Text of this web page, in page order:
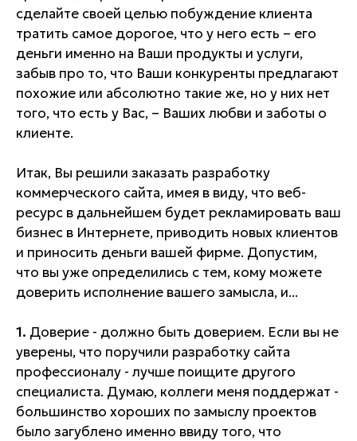
сделайте своей целью побуждение клиента
тратить самое дорогое, что у него есть – его
деньги именно на Ваши продукты и услуги,
забыв про то, что Ваши конкуренты предлагают
похожие или абсолютно такие же, но у них нет
того, что есть у Вас, – Ваших любви и заботы о
клиенте.
Итак, Вы решили заказать разработку
коммерческого сайта, имея в виду, что веб-
ресурс в дальнейшем будет рекламировать ваш
бизнес в Интернете, приводить новых клиентов
и приносить деньги вашей фирме. Допустим,
что вы уже определились с тем, кому можете
доверить исполнение вашего замысла, и...
1. Доверие - должно быть доверием. Если вы не
уверены, что поручили разработку сайта
профессионалу - лучше поищите другого
специалиста. Думаю, коллеги меня поддержат -
большинство хороших по замыслу проектов
было загублено именно ввиду того, что